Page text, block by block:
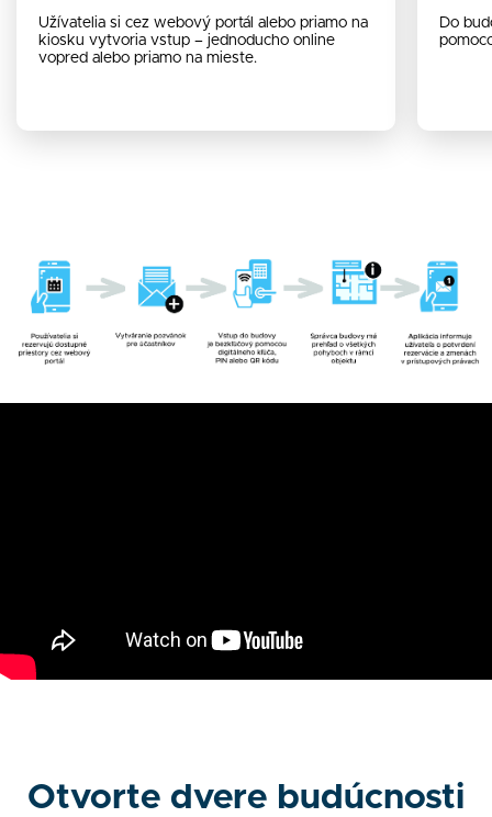
Užívatelia si cez webový portál alebo priamo na
kiosku vytvoria vstup – jednoducho online
vopred alebo priamo na mieste.
Do
Otvorte dvere budúcnosti